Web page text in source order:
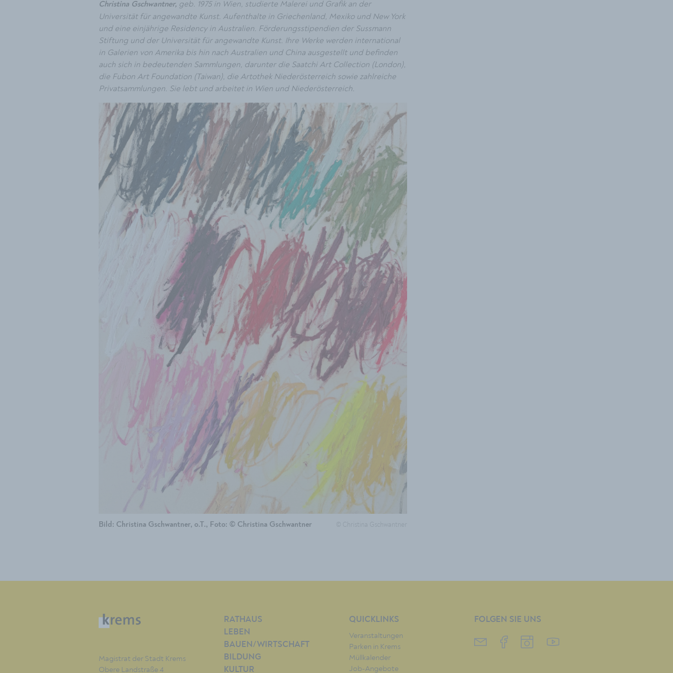
Christina Gschwantner, geb. 1975 in Wien, studierte Malerei und Grafik an der
Universität für angewandte Kunst. Aufenthalte in Griechenland, Mexiko und New York
und eine einjährige Residency in Australien. Förderungsstipendien der Sussmann
Stiftung und der Universität für angewandte Kunst. Ihre Werke werden international
in Galerien von Amerika bis hin nach Australien und China ausgestellt und befinden
auch sich in bedeutenden Sammlungen, darunter die Saatchi Art Collection (London),
die Fubon Art Foundation (Taiwan), die Artothek Niederösterreich sowie zahlreiche
Privatsammlungen. Sie lebt und arbeitet in Wien und Niederösterreich.
Bild: Christina Gschwantner, o.T., Foto: © Christina Gschwantner
Magistrat der Stadt Krems
Obere Landstraße 4
RATHAUS
LEBEN
BAUEN/WIRTSCHAFT
BILDUNG
KULTUR
QUICKLINKS
Veranstaltungen
Parken in Krems
Müllkalender
Job-Angebote
FOLGEN SIE UNS